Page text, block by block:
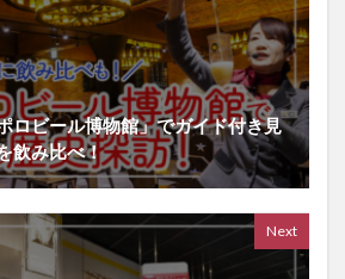
ロビール博物館」でガイド付き見
飲み比べ！
Next